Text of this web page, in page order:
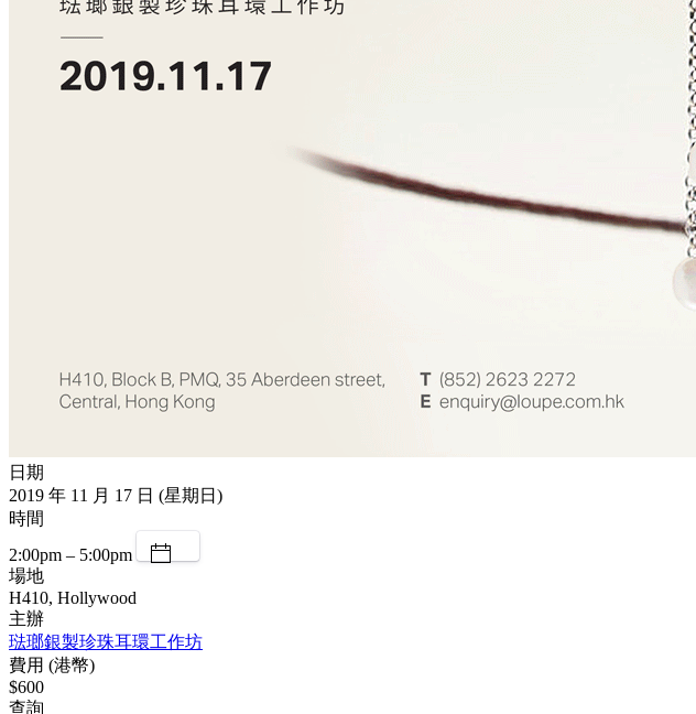
日期
2019 年 11 月 17 日 (星期日)
時間
2:00pm – 5:00pm
場地
H410, Hollywood
主辦
琺瑯銀製珍珠耳環工作坊
費用 (港幣)
$600
查詢